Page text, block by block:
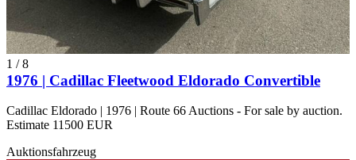
1 /8
1976 | Cadillac Fleetwood Eldorado Convertible
Cadillac Eldorado | 1976 | Route 66 Auctions - For sale by auction.
Estimate 11500 EUR
Auktionsfahrzeug